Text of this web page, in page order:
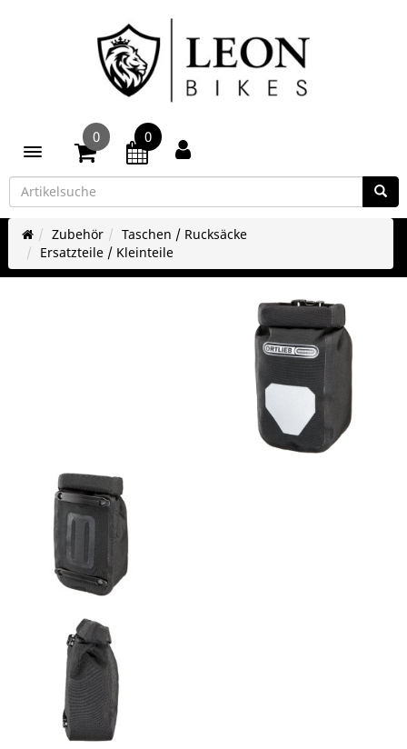
Toggle navigation
0 0
Zubehör
Taschen / Rucksäcke
Ersatzteile / Kleinteile